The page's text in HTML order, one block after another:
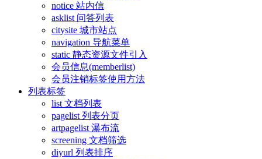
notice 站内信
asklist 问答列表
citysite 城市站点
navigation 导航菜单
static 静态资源文件引入
会员信息(memberlist)
会员注销标签使用方法
列表标签
list 文档列表
pagelist 列表分页
artpagelist 瀑布流
screening 文档筛选
diyurl 列表排序